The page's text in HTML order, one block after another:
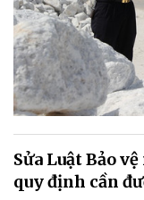
Sửa Luật Bảo
quy định cần